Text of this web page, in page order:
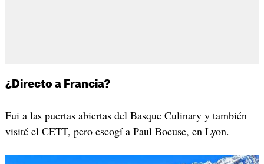
¿Directo a Francia?
Fui a las puertas abiertas del Basque Culinary y también
visité el CETT, pero escogí a Paul Bocuse, en Lyon.